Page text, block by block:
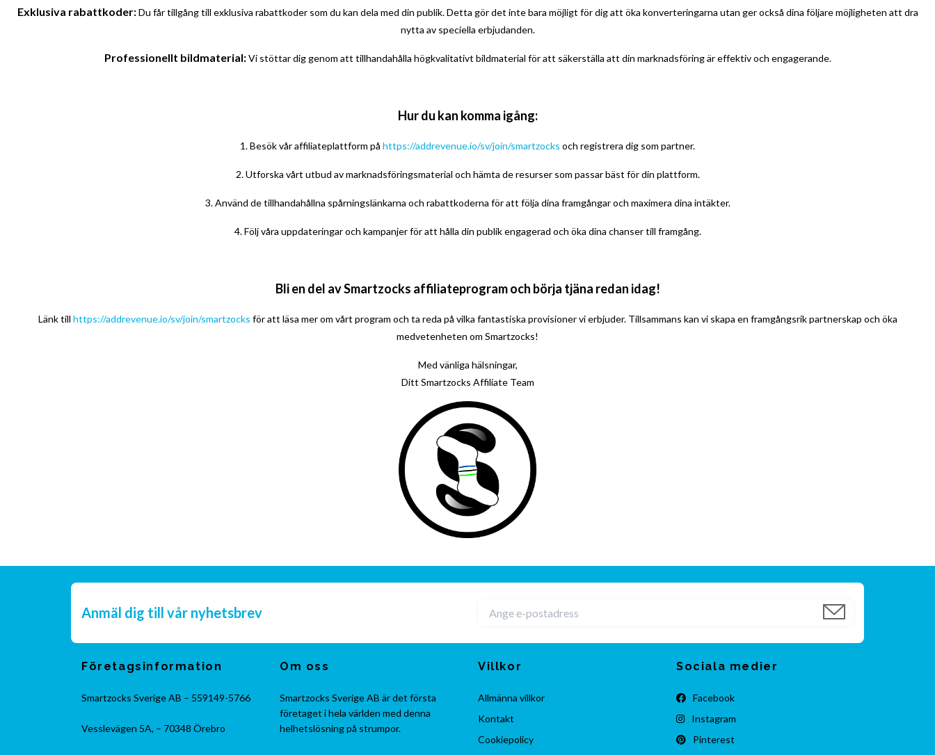
Exklusiva rabattkoder: Du får tillgång till exklusiva rabattkoder som du kan dela med din publik. Detta gör det inte bara möjligt för dig att öka konverteringarna utan ger också dina följare möjligheten att dra
nytta av speciella erbjudanden.
Professionellt bildmaterial: Vi stöttar dig genom att tillhandahålla högkvalitativt bildmaterial för att säkerställa att din marknadsföring är effektiv och engagerande.
Hur du kan komma igång:
1. Besök vår affiliateplattform på https://addrevenue.io/sv/join/smartzocks och registrera dig som partner.
2. Utforska vårt utbud av marknadsföringsmaterial och hämta de resurser som passar bäst för din plattform.
3. Använd de tillhandahållna spårningslänkarna och rabattkoderna för att följa dina framgångar och maximera dina intäkter.
4. Följ våra uppdateringar och kampanjer för att hålla din publik engagerad och öka dina chanser till framgång.
Bli en del av Smartzocks affiliateprogram och börja tjäna redan idag!
Länk till https://addrevenue.io/sv/join/smartzocks för att läsa mer om vårt program och ta reda på vilka fantastiska provisioner vi erbjuder. Tillsammans kan vi skapa en framgångsrik partnerskap och öka
medvetenheten om Smartzocks!
Med vänliga hälsningar,
Ditt Smartzocks Affiliate Team
Anmäl dig till vår nyhetsbrev
Företagsinformation
Smartzocks Sverige AB – 559149-5766
Vesslevägen 5A, – 70348 Örebro
Om oss
Smartzocks Sverige AB är det första
företaget i hela världen med denna
helhetslösning på strumpor.
Villkor
Allmänna villkor
Kontakt
Cookiepolicy
Sociala medier
Facebook
Instagram
Pinterest